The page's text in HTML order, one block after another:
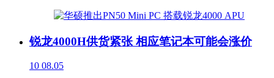
锐龙4000H供货紧张 相应笔记本可能会涨价
10 08.05